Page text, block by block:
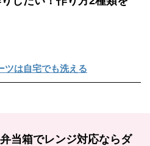
ツは自宅でも洗える
当箱でレンジ対応ならダ